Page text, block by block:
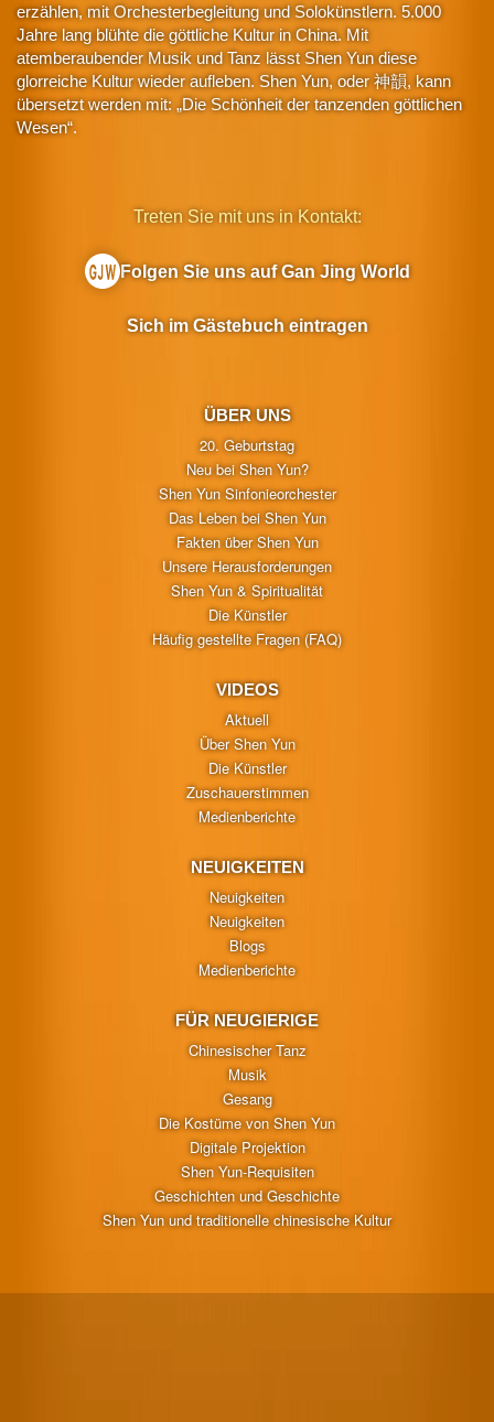
erzählen, mit Orchesterbegleitung und Solokünstlern. 5.000
Jahre lang blühte die göttliche Kultur in China. Mit
atemberaubender Musik und Tanz lässt Shen Yun diese
glorreiche Kultur wieder aufleben. Shen Yun, oder 神韻, kann
übersetzt werden mit: „Die Schönheit der tanzenden göttlichen
Wesen“.
ÜBER UNS
20. Geburtstag
Neu bei Shen Yun?
Shen Yun Sinfonieorchester
Das Leben bei Shen Yun
Fakten über Shen Yun
Unsere Herausforderungen
Shen Yun & Spiritualität
Die Künstler
Häufig gestellte Fragen (FAQ)
VIDEOS
Aktuell
Über Shen Yun
Die Künstler
Zuschauerstimmen
Medienberichte
NEUIGKEITEN
Neuigkeiten
Neuigkeiten
Blogs
Medienberichte
FÜR NEUGIERIGE
Chinesischer Tanz
Musik
Gesang
Die Kostüme von Shen Yun
Digitale Projektion
Shen Yun-Requisiten
Geschichten und Geschichte
Shen Yun und traditionelle chinesische Kultur
Treten Sie mit uns in Kontakt:
Folgen Sie uns auf Gan Jing World
Sich im Gästebuch eintragen